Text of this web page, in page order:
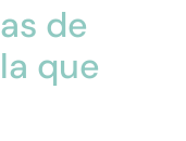
de
que